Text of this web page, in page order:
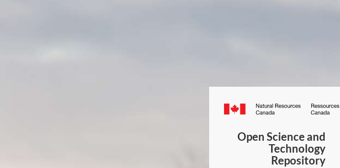
Canada.ca
Open Science and
Technology
Repository